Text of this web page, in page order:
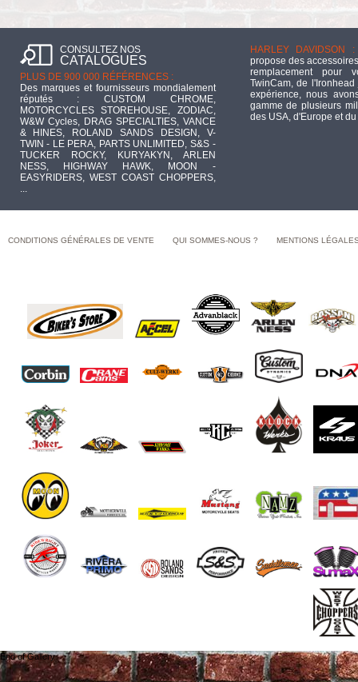
CONSULTEZ NOS
CATALOGUES
PLUS DE 900 000 RÉFÉRENCES :
Des marques et fournisseurs mondialement
réputés : CUSTOM CHROME,
MOTORCYCLES STOREHOUSE, ZODIAC,
W&W Cycles, DRAG SPECIALTIES, VANCE
& HINES, ROLAND SANDS DESIGN, V-
TWIN - LE PERA, PARTS UNLIMITED, S&S -
TUCKER ROCKY, KURYAKYN, ARLEN
NESS, HIGHWAY HAWK, MOON -
EASYRIDERS, WEST COAST CHOPPERS,
HARLEY DAVIDSON :
propose des
remplacement pour
TwinCam, de
expérience, nous
gamme de plusieurs
des USA, d'Europe et
CONDITIONS GÉNÉRALES DE VENTE QUI SOMMES-NOUS ? MENTIONS
End of Gallery